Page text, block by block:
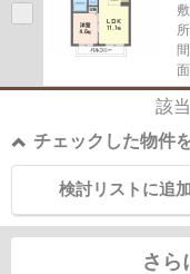
該
チェックした物件
検討リストに追加
さら